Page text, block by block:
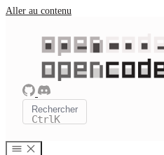
Aller au contenu
Rechercher
CtrlK